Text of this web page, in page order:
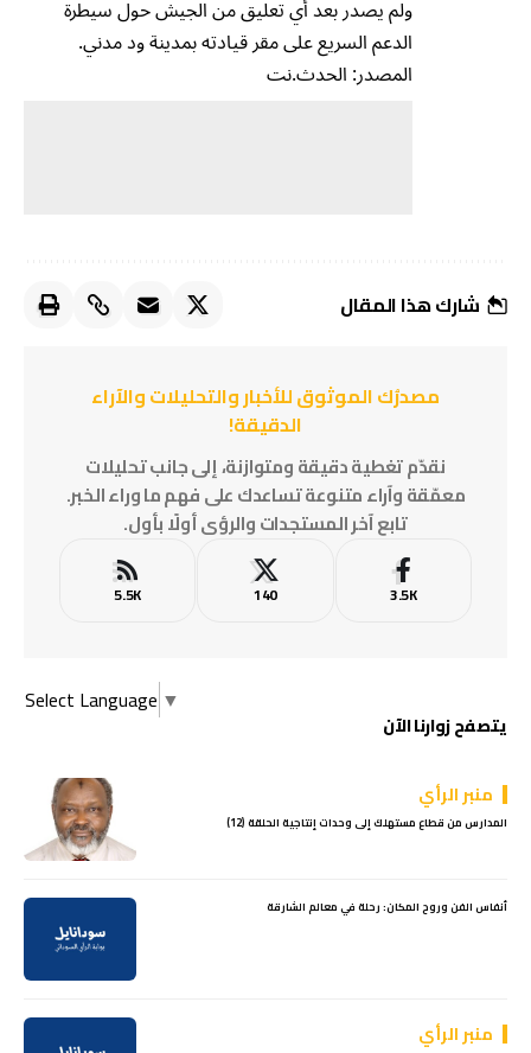
ولم يصدر بعد أي تعليق من الجيش حول سيطرة
الدعم السريع على مقر قيادته بمدينة ود مدني.
المصدر: الحدث.نت
شارك هذا المقال
مصدرُك الموثوق للأخبار والتحليلات والآراء
الدقيقة!
نقدّم تغطية دقيقة ومتوازنة، إلى جانب تحليلات
معمّقة وآراء متنوعة تساعدك على فهم ما وراء الخبر.
تابع آخر المستجدات والرؤى أولًا بأول.
3.5K
140
5.5K
Select Language ▼
يتصفح زوارنا الآن
منبر الرأي
المدارس من قطاع مستهلك إلى وحدات إنتاجية الحلقة (12)
أنفاس الفن وروح المكان: رحلة في معالم الشارقة
منبر الرأي